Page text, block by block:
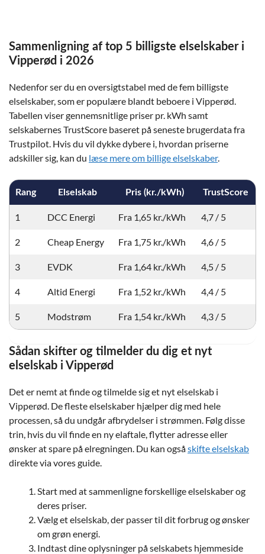
Sammenligning af top 5 billigste elselskaber i
Vipperød i 2026
Nedenfor ser du en oversigtstabel med de fem billigste
elselskaber, som er populære blandt beboere i Vipperød.
Tabellen viser gennemsnitlige priser pr. kWh samt
selskabernes TrustScore baseret på seneste brugerdata fra
Trustpilot. Hvis du vil dykke dybere i, hvordan priserne
adskiller sig, kan du læse mere om billige elselskaber.
Rang Elselskab Pris (kr./kWh) TrustScore
1 DCC Energi Fra 1,65 kr./kWh 4,7 / 5
2 Cheap Energy Fra 1,75 kr./kWh 4,6 / 5
3 EVDK Fra 1,64 kr./kWh 4,5 / 5
4 Altid Energi Fra 1,52 kr./kWh 4,4 / 5
5 Modstrøm Fra 1,54 kr./kWh 4,3 / 5
Sådan skifter og tilmelder du dig et nyt
elselskab i Vipperød
Det er nemt at finde og tilmelde sig et nyt elselskab i
Vipperød. De fleste elselskaber hjælper dig med hele
processen, så du undgår afbrydelser i strømmen. Følg disse
trin, hvis du vil finde en ny elaftale, flytter adresse eller
ønsker at spare på elregningen. Du kan ogsåskifte elselskab
direkte via vores guide.
Start med at sammenligne forskellige elselskaber og
deres priser.
Vælg et elselskab, der passer til dit forbrug og ønsker
om grøn energi.
Indtast dine oplysninger på selskabets hjemmeside